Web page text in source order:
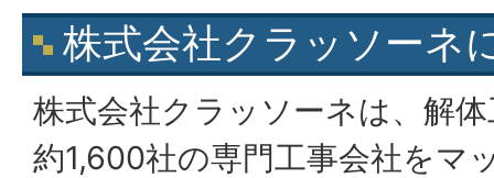
株式会社クラッソーネ
株式会社クラッソーネは、解
約1,600社の専門工事会社をマ